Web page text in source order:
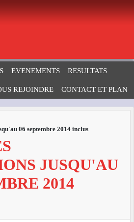
EVENEMENTS RESULTATS
REJOINDRE CONTACT ET PLAN
06 septembre 2014 inclus
JUSQU'AU
2014